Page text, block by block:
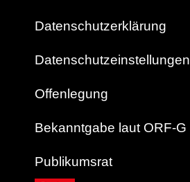
Datenschutzerklärung
Datenschutzeinstellungen
Offenlegung
Bekanntgabe laut ORF-G
Publikumsrat